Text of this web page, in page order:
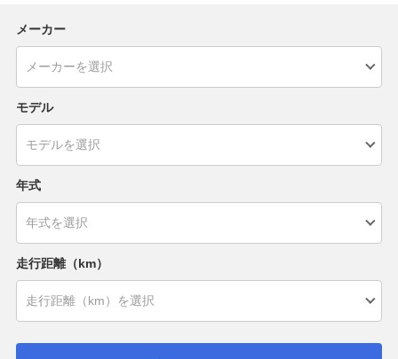
メーカー
モデル
年式
走行距離（km）